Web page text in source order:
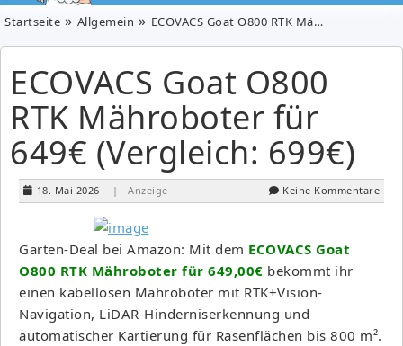
Startseite Allgemein ECOVACS Goat O800 RTK Mähroboter für 649€ (Vergleich: 699€)
ECOVACS Goat O800
RTK Mähroboter für
649€ (Vergleich: 699€)
18. Mai 2026 | Anzeige Keine Kommentare
Garten-Deal bei Amazon: Mit dem ECOVACS Goat
O800 RTK Mähroboter für 649,00€ bekommt ihr
einen kabellosen Mähroboter mit RTK+Vision-
Navigation, LiDAR-Hinderniserkennung und
automatischer Kartierung für Rasenflächen bis 800 m².